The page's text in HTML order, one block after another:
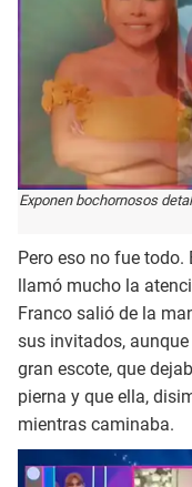
Exponen bochornosos
Pero eso no fue
llamó mucho la
Franco salió de la
sus invitados,
gran escote, que
pierna y que ella,
mientras caminaba.